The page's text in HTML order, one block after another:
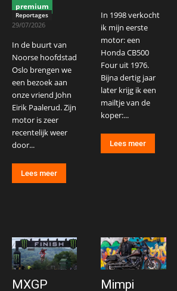
premium
Reportages
29/07/2026
In de buurt van
Noorse hoofdstad
Oslo brengen we
een bezoek aan
onze vriend John
Eirik Paalerud. Zijn
motor is zeer
recentelijk weer
door...
Lees meer
In 1998 verkocht
ik mijn eerste
motor: een
Honda CB500
Four uit 1976.
Bijna dertig jaar
later krijg ik een
mailtje van de
koper:...
Lees meer
MXGP
Mimpi